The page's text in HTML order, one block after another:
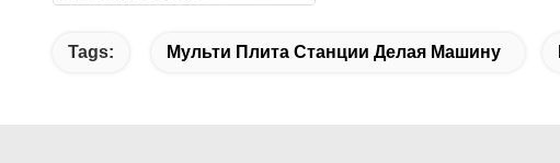
Tags: Мульти Плита Станции Делая Машину